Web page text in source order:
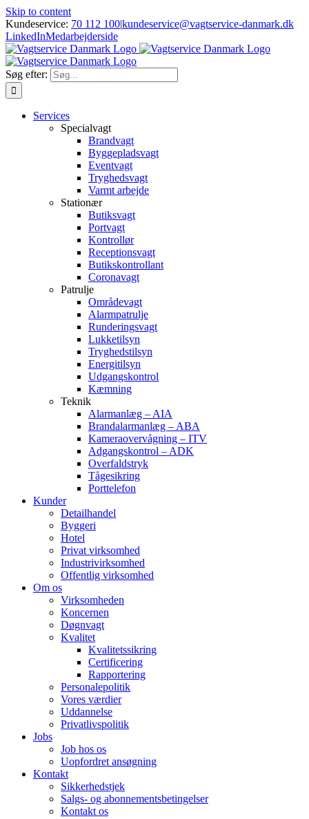
Skip to content
Kundeservice: 70 112 100|kundeservice@vagtservice-danmark.dk
LinkedInMedarbejderside
Søg efter:
Services
Specialvagt
Brandvagt
Byggepladsvagt
Eventvagt
Tryghedsvagt
Varmt arbejde
Stationær
Butiksvagt
Portvagt
Kontrollør
Receptionsvagt
Butikskontrollant
Coronavagt
Patrulje
Områdevagt
Alarmpatrulje
Runderingsvagt
Lukketilsyn
Tryghedstilsyn
Energitilsyn
Udgangskontrol
Kæmning
Teknik
Alarmanlæg – AIA
Brandalarmanlæg – ABA
Kameraovervågning – ITV
Adgangskontrol – ADK
Overfaldstryk
Tågesikring
Porttelefon
Kunder
Detailhandel
Byggeri
Hotel
Privat virksomhed
Industrivirksomhed
Offentlig virksomhed
Om os
Virksomheden
Koncernen
Døgnvagt
Kvalitet
Kvalitetssikring
Certificering
Rapportering
Personalepolitik
Vores værdier
Uddannelse
Privatlivspolitik
Jobs
Job hos os
Uopfordret ansøgning
Kontakt
Sikkerhedstjek
Salgs- og abonnementsbetingelser
Kontakt os